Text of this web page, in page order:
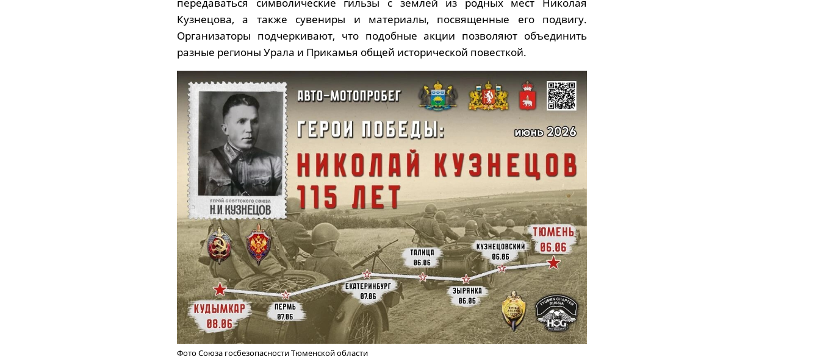
Кузнецова, а также сувениры и материалы, посвященные его подвигу.
Организаторы подчеркивают, что подобные акции позволяют объединить
разные регионы Урала и Прикамья общей исторической повесткой.
Фото Союза госбезопасности Тюменской области